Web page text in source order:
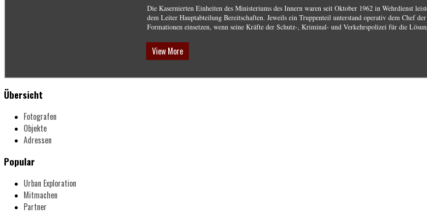
Die Kasernierten Einheiten des Ministeriums des Innern waren seit Oktober 1962 in Wehrdienst
dem Leiter Hauptabteilung Bereitschaften. Jeweils ein Truppenteil unterstand operativ dem Chef
Formationen einsetzen, wenn seine Kräfte der Schutz-, Kriminal- und Verkehrspolizei für die
View More
Übersicht
Fotografen
Objekte
Adressen
Popular
Urban Exploration
Mitmachen
Partner